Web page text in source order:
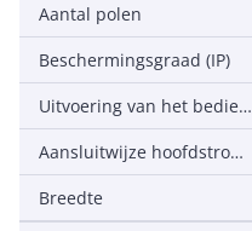
Aantal polen
Beschermingsgraad (IP)
Uitvoering van het bedieningselement
Aansluitwijze hoofdstroomcircuit
Breedte